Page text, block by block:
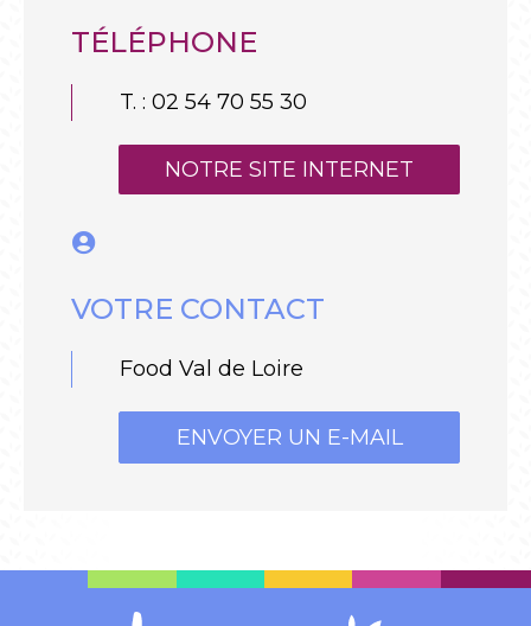
TÉLÉPHONE
T. : 02 54 70 55 30
NOTRE SITE INTERNET
VOTRE CONTACT
Food Val de Loire
ENVOYER UN E-MAIL